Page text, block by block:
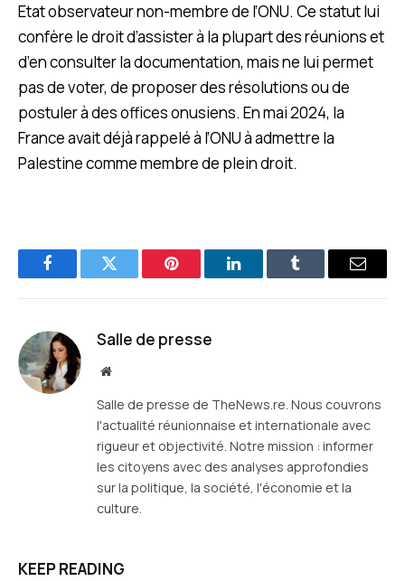
Etat observateur non-membre de l’ONU. Ce statut lui
confère le droit d’assister à la plupart des réunions et
d’en consulter la documentation, mais ne lui permet
pas de voter, de proposer des résolutions ou de
postuler à des offices onusiens. En mai 2024, la
France avait déjà rappelé à l’ONU à admettre la
Palestine comme membre de plein droit.
FacebookTwitter Pinterest LinkedInTumblr
E-
Salle de presse
Site
Salle de presse de TheNews.re. Nous couvrons
l'actualité réunionnaise et internationale avec
rigueur et objectivité. Notre mission : informer
les citoyens avec des analyses approfondies
sur la politique, la société, l'économie et la
culture.
KEEP READING